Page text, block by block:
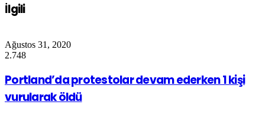
İlgili
Ağustos 31, 2020
2.748
Portland’da protestolar devam ederken 1 kişi
vurularak öldü